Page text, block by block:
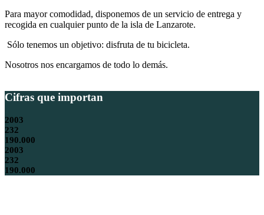
Para mayor comodidad, disponemos de un servicio de entrega y
recogida en cualquier punto de la isla de Lanzarote.
Sólo tenemos un objetivo: disfruta de tu bicicleta.
Nosotros nos encargamos de todo lo demás.
Cifras que importan
2003
232
190.000
2003
232
190.000